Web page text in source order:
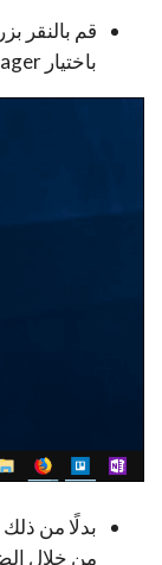
باختيار Device Manager.